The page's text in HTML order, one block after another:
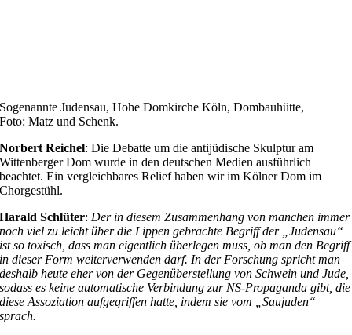
Sogenannte Judensau, Hohe Domkirche Köln, Dombauhütte,
Foto: Matz und Schenk.
Norbert Reichel: Die Debatte um die antijüdische Skulptur am
Wittenberger Dom wurde in den deutschen Medien ausführlich
beachtet. Ein vergleichbares Relief haben wir im Kölner Dom im
Chorgestühl.
Harald Schlüter: Der in diesem Zusammenhang von manchen immer
noch viel zu leicht über die Lippen gebrachte Begriff der „Judensau“
ist so toxisch, dass man eigentlich überlegen muss, ob man den Begriff
in dieser Form weiterverwenden darf. In der Forschung spricht man
deshalb heute eher von der Gegenüberstellung von Schwein und Jude,
sodass es keine automatische Verbindung zur NS-Propaganda gibt, die
diese Assoziation aufgegriffen hatte, indem sie vom „Saujuden“
sprach.